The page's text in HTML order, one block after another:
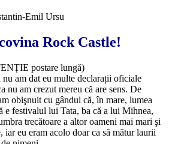
Emil Ursu
Rock Castle!
postare lungă)
am dat eu multe declarații oficiale
nu am crezut mereu că are sens. De
obişnuit cu gândul că, în mare, lumea
e festivalul lui Tata, ba că a lui Mihnea,
trecătoare a altor oameni mai mari şi
iar eu eram acolo doar ca să mătur laurii